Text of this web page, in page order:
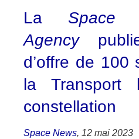
La Space
Agency
d’offre de 100
la
constellation
Space News, 12 mai 2023